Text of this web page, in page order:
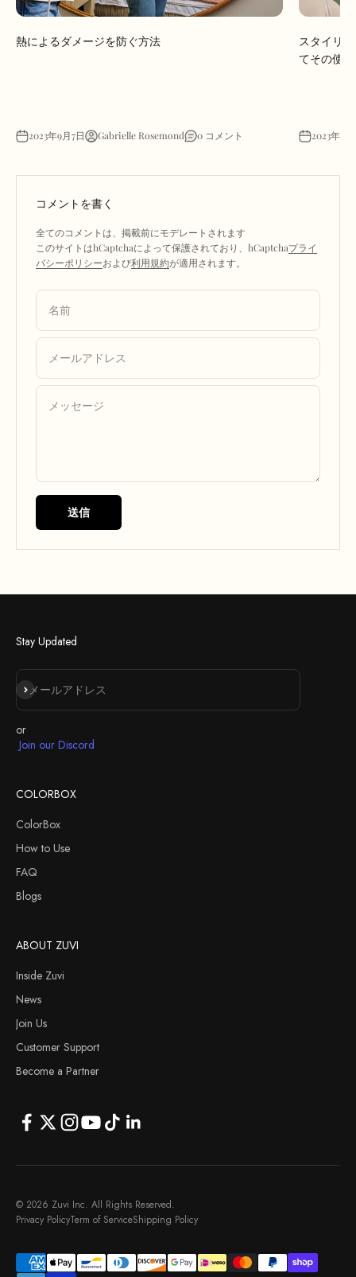
熱によるダメージを防ぐ方法
2023年9月7日 Gabrielle Rosemond 0 コメント
スタイリ
てその使
2023年12
コメントを書く
全てのコメントは、掲載前にモデレートされます
このサイトはhCaptchaによって保護されており、hCaptchaプライ
バシーポリシーおよび利用規約が適用されます。
名前
メールアドレス
メッセージ
送信
Stay Updated
メールアドレス
登録
or
Join our Discord
COLORBOX
ColorBox
How to Use
FAQ
Blogs
ABOUT ZUVI
Inside Zuvi
News
Join Us
Customer Support
Become a Partner
© 2026 Zuvi Inc. All Rights Reserved.
Privacy PolicyTerm of ServiceShipping Policy